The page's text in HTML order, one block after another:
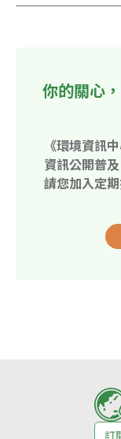
你的關心
《環境資訊
資訊公開普
請您加入定
訂